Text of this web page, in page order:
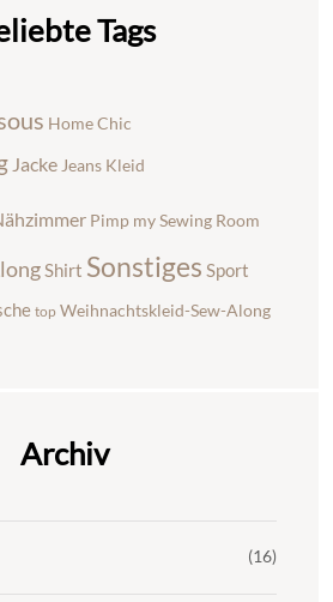
Tags
Home Chic
Jacke Jeans Kleid
Pimp my Sewing Room
Shirt Sonstiges Sport
top Weihnachtskleid-Sew-Along
Archiv
(16)